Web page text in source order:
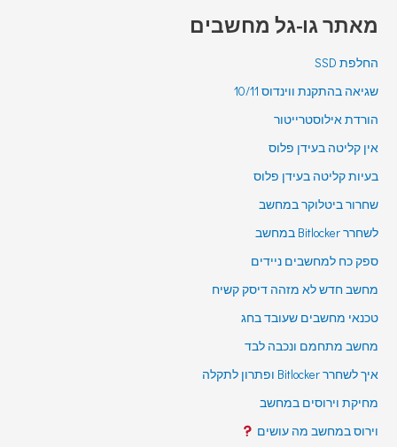
מאתר גו-גל מחשבים
החלפת SSD
שגיאה בהתקנת ווינדוס 10/11
הורדת אילוסטרייטור
אין קליטה בעידן פלוס
בעיות קליטה בעידן פלוס
שחרור ביטלוקר במחשב
לשחרר Bitlocker במחשב
ספק כח למחשבים ניידים
מחשב חדש לא מזהה דיסק קשיח
טכנאי מחשבים שעובד בחג
מחשב מתחמם ונכבה לבד
איך לשחרר Bitlocker ופתרון לתקלה
מחיקת וירוסים במחשב
וירוס במחשב מה עושים